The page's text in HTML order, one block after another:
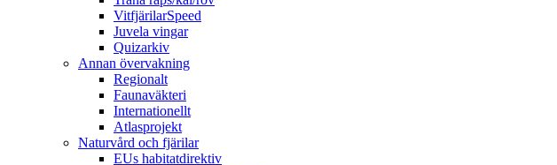
VitfjärilarSpeed
Juvela vingar
Quizarkiv
Annan övervakning
Regionalt
Faunaväkteri
Internationellt
Atlasprojekt
Naturvård och fjärilar
EUs habitatdirektiv